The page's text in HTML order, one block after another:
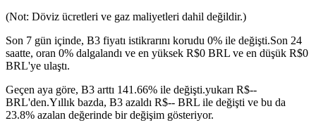
(Not: Döviz ücretleri ve gaz maliyetleri dahil değildir.)
Son 7 gün içinde, B3 fiyatı istikrarını korudu 0% ile değişti.Son 24
saatte, oran 0% dalgalandı ve en yüksek R$0 BRL ve en düşük R$0
BRL'ye ulaştı.
Geçen aya göre, B3 arttı 141.66% ile değişti.yukarı R$--
BRL'den.Yıllık bazda, B3 azaldı R$-- BRL ile değişti ve bu da
23.8% azalan değerinde bir değişim gösteriyor.